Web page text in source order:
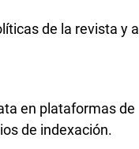
de la revista y a
en plataformas de
de indexación.